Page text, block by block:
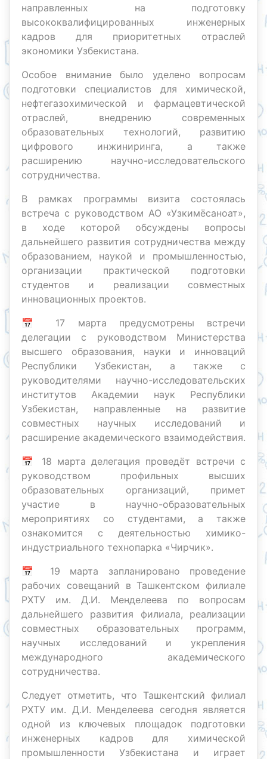
направленных на подготовку
высококвалифицированных инженерных
кадров для приоритетных отраслей
экономики Узбекистана.
Особое внимание было уделено вопросам
подготовки специалистов для химической,
нефтегазохимической и фармацевтической
отраслей, внедрению современных
образовательных технологий, развитию
цифрового инжиниринга, а также
расширению научно-исследовательского
сотрудничества.
В рамках программы визита состоялась
встреча с руководством АО «Узкимёсаноат»,
в ходе которой обсуждены вопросы
дальнейшего развития сотрудничества между
образованием, наукой и промышленностью,
организации практической подготовки
студентов и реализации совместных
инновационных проектов.
📅 17 марта предусмотрены встречи
делегации с руководством Министерства
высшего образования, науки и инноваций
Республики Узбекистан, а также с
руководителями научно-исследовательских
институтов Академии наук Республики
Узбекистан, направленные на развитие
совместных научных исследований и
расширение академического взаимодействия.
📅 18 марта делегация проведёт встречи с
руководством профильных высших
образовательных организаций, примет
участие в научно-образовательных
мероприятиях со студентами, а также
ознакомится с деятельностью химико-
индустриального технопарка «Чирчик».
📅 19 марта запланировано проведение
рабочих совещаний в Ташкентском филиале
РХТУ им. Д.И. Менделеева по вопросам
дальнейшего развития филиала, реализации
совместных образовательных программ,
научных исследований и укрепления
международного академического
сотрудничества.
Следует отметить, что Ташкентский филиал
РХТУ им. Д.И. Менделеева сегодня является
одной из ключевых площадок подготовки
инженерных кадров для химической
промышленности Узбекистана и играет